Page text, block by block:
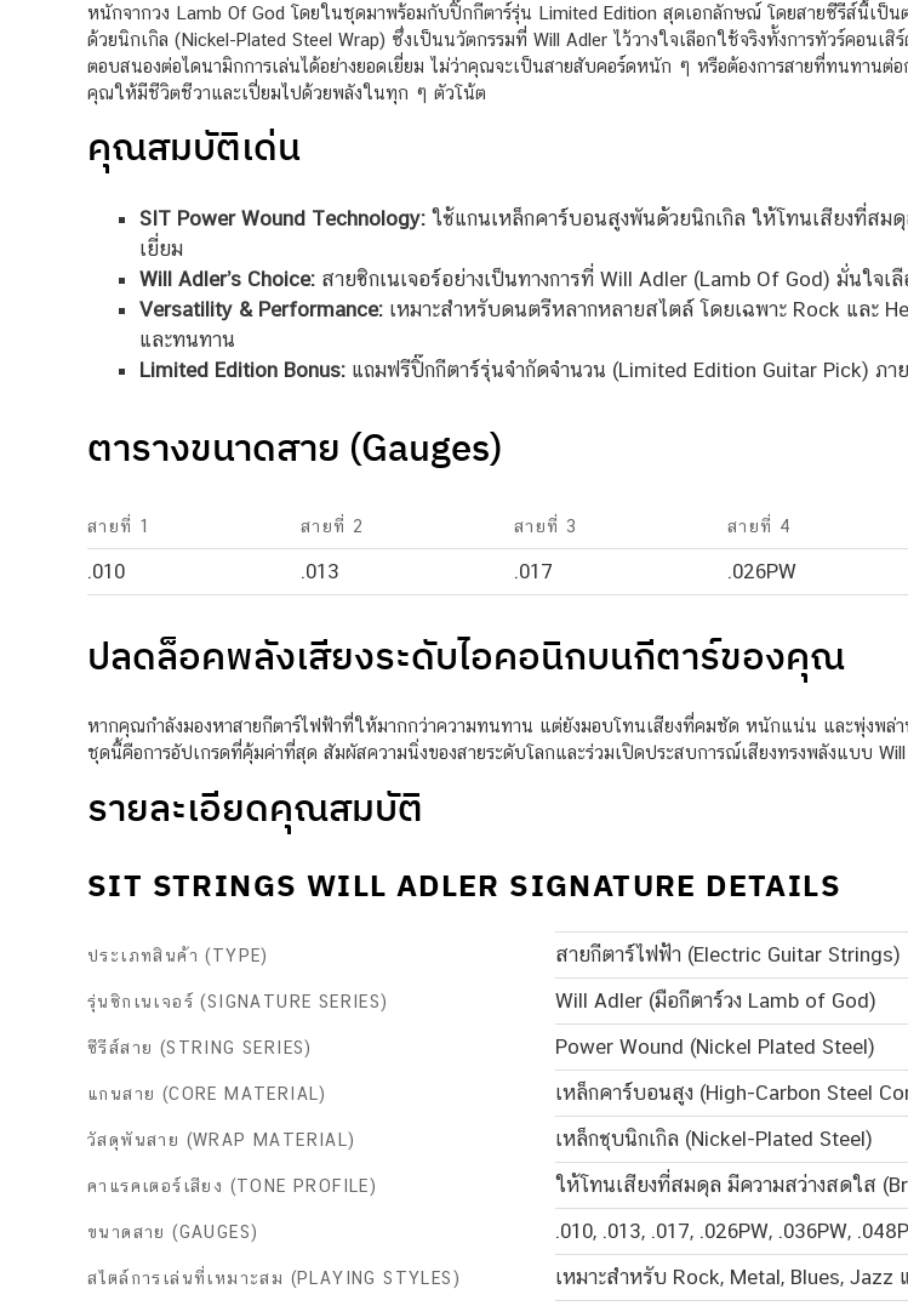
หนักจากวง Lamb Of God โดยในชุดมาพร้อมกับปิ๊กกีตาร์รุ่น Limited Edition สุดเอกลักษณ์ โดยสายซีรีส์นี้เป็
ด้วยนิกเกิล (Nickel-Plated Steel Wrap) ซึ่งเป็นนวัตกรรมที่ Will Adler ไว้วางใจเลือกใช้จริงทั้งการทัวร์คอน
ตอบสนองต่อไดนามิกการเล่นได้อย่างยอดเยี่ยม ไม่ว่าคุณจะเป็นสายสับคอร์ดหนัก ๆ หรือต้องการสายที่ทนทาน
คุณให้มีชีวิตชีวาและเปี่ยมไปด้วยพลังในทุก ๆ ตัวโน้ต
คุณสมบัติเด่น
SIT Power Wound Technology:ใช้แกนเหล็กคาร์บอนสูงพันด้วยนิกเกิล ให้โทนเสียงที่สม
เยี่ยม
Will Adler’s Choice:สายซิกเนเจอร์อย่างเป็นทางการที่ Will Adler (Lamb Of God) มั่นใจ
Versatility & Performance:เหมาะสำหรับดนตรีหลากหลายสไตล์ โดยเฉพาะ Rock และ
และทนทาน
Limited Edition Bonus:แถมฟรีปิ๊กกีตาร์รุ่นจำกัดจำนวน (Limited Edition Guitar Pick) ภา
ตารางขนาดสาย (Gauges)
สายที่ 1 สายที่ 2 สายที่ 3 สายที่ 4
.010 .013 .017 .026PW
ปลดล็อคพลังเสียงระดับไอคอนิกบนกีตาร์ของคุณ
หากคุณกำลังมองหาสายกีตาร์ไฟฟ้าที่ให้มากกว่าความทนทาน แต่ยังมอบโทนเสียงที่คมชัด หนักแน่น และพุ่งพล่
ชุดนี้คือการอัปเกรดที่คุ้มค่าที่สุด สัมผัสความนิ่งของสายระดับโลกและร่วมเปิดประสบการณ์เสียงทรงพลังแบบ
รายละเอียดคุณสมบัติ
SIT STRINGS WILL ADLER SIGNATURE DETAILS
ประเภทสินค้า (TYPE) สายกีตาร์ไฟฟ้า (Electric Guitar Strings)
รุ่นซิกเนเจอร์ (SIGNATURE SERIES) Will Adler (มือกีตาร์วง Lamb of God)
ซีรีส์สาย (STRING SERIES) Power Wound (Nickel Plated Steel)
แกนสาย (CORE MATERIAL) เหล็กคาร์บอนสูง (High-Carbon Steel
วัสดุพันสาย (WRAP MATERIAL) เหล็กชุบนิกเกิล (Nickel-Plated Steel)
คาแรคเตอร์เสียง (TONE PROFILE) ให้โทนเสียงที่สมดุล มีความสว่างสดใส
ขนาดสาย (GAUGES) .010, .013, .017, .026PW, .036PW,
สไตล์การเล่นที่เหมาะสม (PLAYING STYLES) เหมาะสำหรับ Rock, Metal, Blues, Jazz